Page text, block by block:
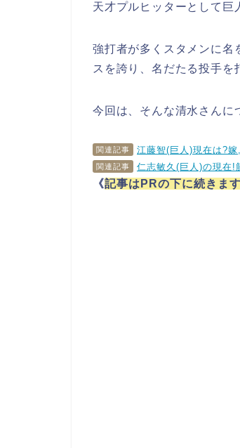
天才プルヒッターとして巨
強打者が多くスタメンに名
スを誇り、名だたる投手を
今回は、そんな清水さんに
関連記事 江藤智(巨人)現在は?
関連記事 仁志敏久(巨人)の現在!
《記事はPRの下に続きます